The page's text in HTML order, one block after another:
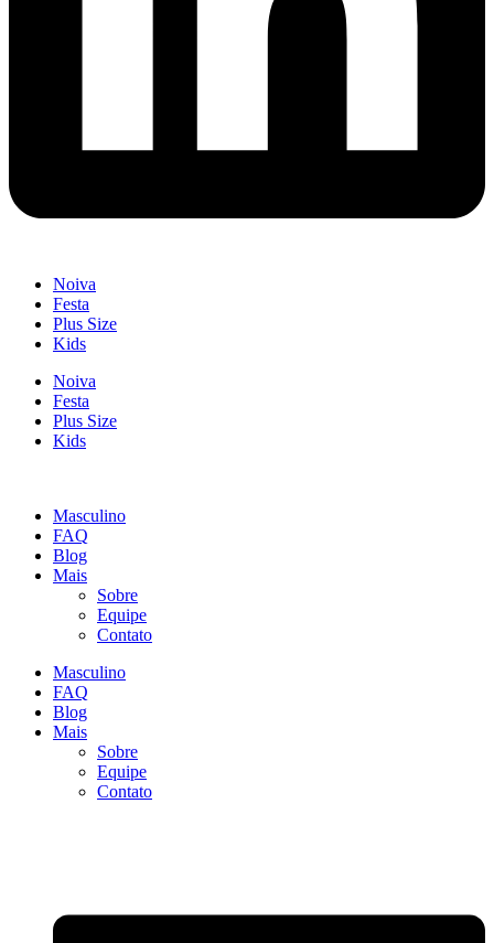
Noiva
Festa
Plus Size
Kids
Noiva
Festa
Plus Size
Kids
Masculino
FAQ
Blog
Mais
Sobre
Equipe
Contato
Masculino
FAQ
Blog
Mais
Sobre
Equipe
Contato